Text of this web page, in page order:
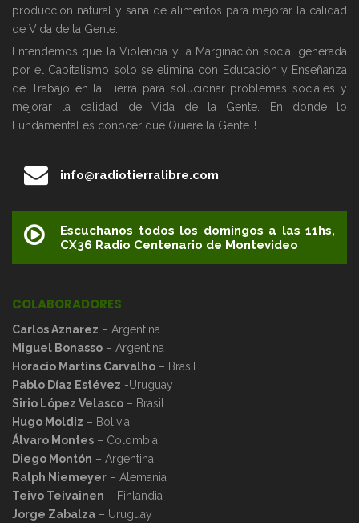
producción natural y sana de alimentos para mejorar la calidad
de Vida de la Gente.
Entendemos que la Violencia y la Marginación social generada
por el Capitalismo solo se elimina con Educación y Enseñanza
de Trabajo en la Tierra para solucionar problemas sociales y
mejorar la calidad de Vida de la Gente. En donde lo
Fundamental es conocer que Quiere la Gente..!
info@radiotierralibre.com
Escuchanos todos los domingos a las 11hs,
CX36 Radio Centenario de Montevideo
COLABORADORES
Carlos Aznarez – Argentina
Miguel Bonasso – Argentina
Horacio Martins Carvalho – Brasil
Pablo Díaz Estévez -Uruguay
Sirio López Velasco – Brasil
Hugo Moldiz – Bolivia
Álvaro Montes – Colombia
Diego Montón – Argentina
Ralph Niemeyer – Alemania
Teivo Teivainen – Finlandia
Jorge Zabalza – Uruguay